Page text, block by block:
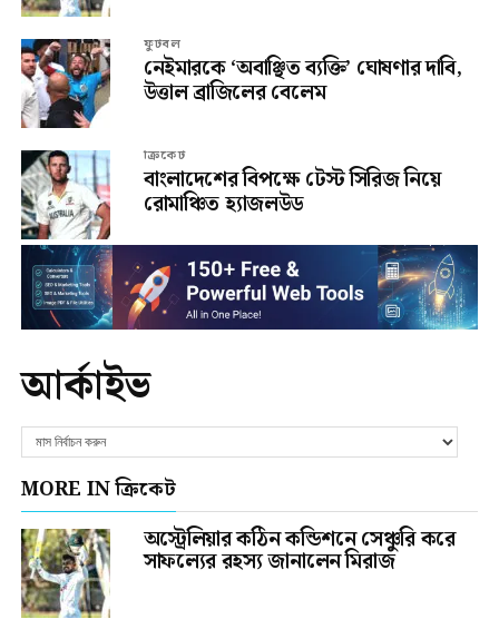
ফুটবল
নেইমারকে ‘অবাঞ্ছিত ব্যক্তি’ ঘোষণার দাবি,
উত্তাল ব্রাজিলের বেলেম
ক্রিকেট
বাংলাদেশের বিপক্ষে টেস্ট সিরিজ নিয়ে
রোমাঞ্চিত হ্যাজলউড
আর্কাইভ
MORE IN ক্রিকেট
অস্ট্রেলিয়ার কঠিন কন্ডিশনে সেঞ্চুরি করে
সাফল্যের রহস্য জানালেন মিরাজ